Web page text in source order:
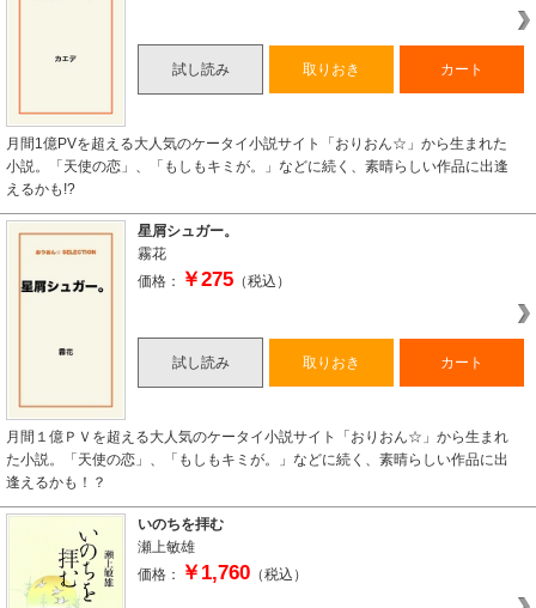
試し読み 取りおき カート
月間1億PVを超える大人気のケータイ小説サイト「おりおん☆」から生まれた
小説。「天使の恋」、「もしもキミが。」などに続く、素晴らしい作品に出逢
えるかも!?
星屑シュガー。
霧花
価格：
￥275 （税込）
試し読み 取りおき カート
月間１億ＰＶを超える大人気のケータイ小説サイト「おりおん☆」から生まれ
た小説。「天使の恋」、「もしもキミが。」などに続く、素晴らしい作品に出
逢えるかも！？
いのちを拝む
瀬上敏雄
価格：
￥1,760 （税込）